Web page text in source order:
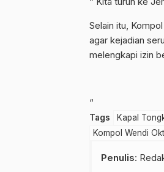
Selain itu,
agar kejadian
melengkapi izin
“
Tags Kapal
Kompol Wendi
Penulis: